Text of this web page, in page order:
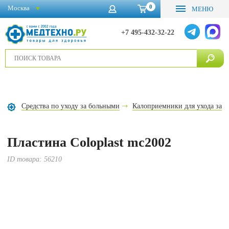
0 МЕНЮ
+7 495-432-32-22
Москва
Средства по уходу за больными Калоприемники для ухода за
Пластина Coloplast mc2002
ID товара:56210